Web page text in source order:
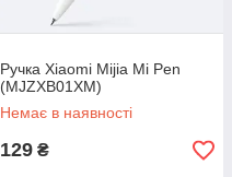
Ручка Xiaomi Mijia Mi Pen
(MJZXB01XM)
Немає в наявності
129 ₴